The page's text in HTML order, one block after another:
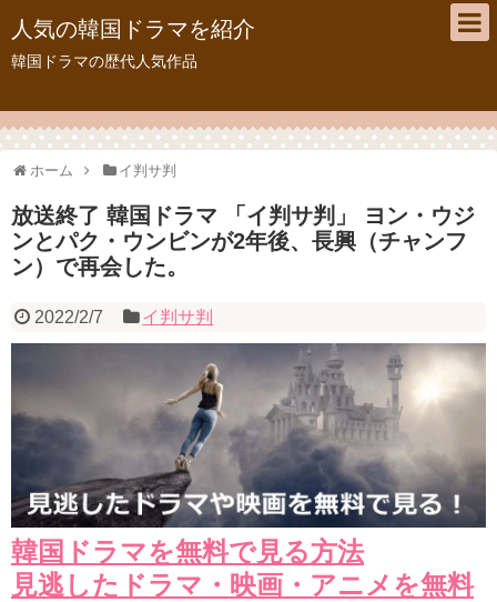
人気の韓国ドラマを紹介
韓国ドラマの歴代人気作品
ホーム イ判サ判
放送終了 韓国ドラマ 「イ判サ判」 ヨン・ウジ
ンとパク・ウンビンが2年後、長興（チャンフ
ン）で再会した。
2022/2/7 イ判サ判
韓国ドラマを無料で見る方法
見逃したドラマ・映画・アニメを無料